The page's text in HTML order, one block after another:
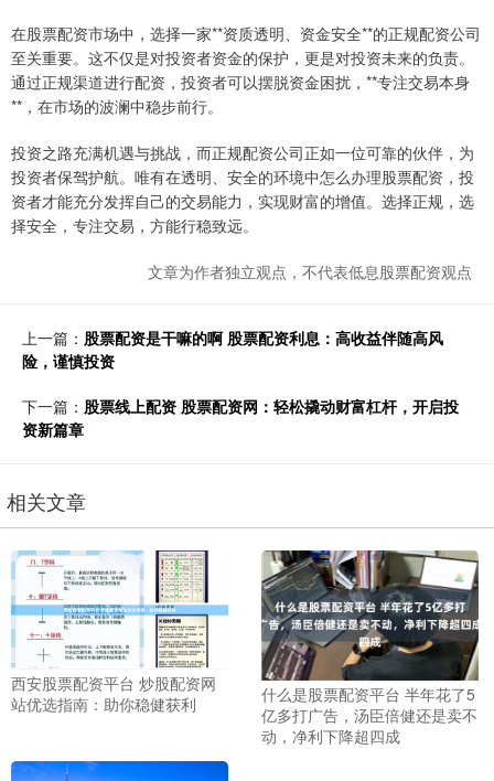
在股票配资市场中，选择一家**资质透明、资金安全**的正规配资公司
至关重要。这不仅是对投资者资金的保护，更是对投资未来的负责。
通过正规渠道进行配资，投资者可以摆脱资金困扰，**专注交易本身
**，在市场的波澜中稳步前行。
投资之路充满机遇与挑战，而正规配资公司正如一位可靠的伙伴，为
投资者保驾护航。唯有在透明、安全的环境中怎么办理股票配资，投
资者才能充分发挥自己的交易能力，实现财富的增值。选择正规，选
择安全，专注交易，方能行稳致远。
文章为作者独立观点，不代表低息股票配资观点
上一篇： 股票配资是干嘛的啊 股票配资利息：高收益伴随高风
险，谨慎投资
下一篇： 股票线上配资 股票配资网：轻松撬动财富杠杆，开启投
资新篇章
相关文章
西安股票配资平台 炒股配资网
站优选指南：助你稳健获利
什么是股票配资平台 半年花了5
亿多打广告，汤臣倍健还是卖不
动，净利下降超四成